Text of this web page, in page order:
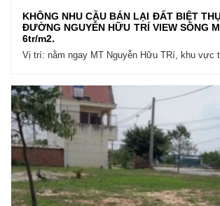
KHÔNG NHU CẦU BÁN LẠI ĐẤT BIỆT
ĐƯỜNG NGUYỄN HỮU TRÍ VIEW SÔNG
6tr/m2.
Vị trí: nằm ngay MT Nguyễn Hữu TRí, khu vực